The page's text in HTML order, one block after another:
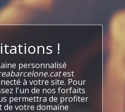
!
personnalisé
est
à votre site. Pour
l'un de nos forfaits
permettra de profiter
de votre domaine